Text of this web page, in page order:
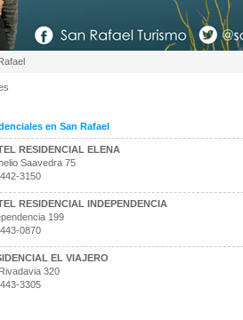
en San Rafael
RESIDENCIAL ELENA
Saavedra 75
3150
RESIDENCIAL INDEPENDENCIA
199
0870
EL VIAJERO
320
3305